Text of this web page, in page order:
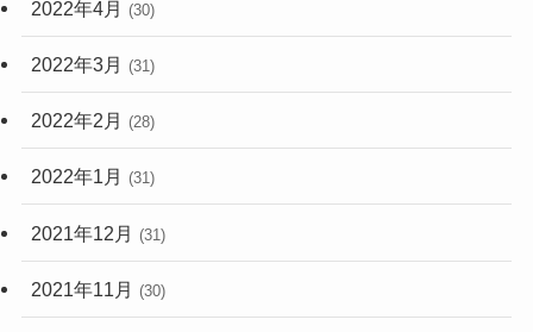
2022年4月 (30)
2022年3月 (31)
2022年2月 (28)
2022年1月 (31)
2021年12月 (31)
2021年11月 (30)